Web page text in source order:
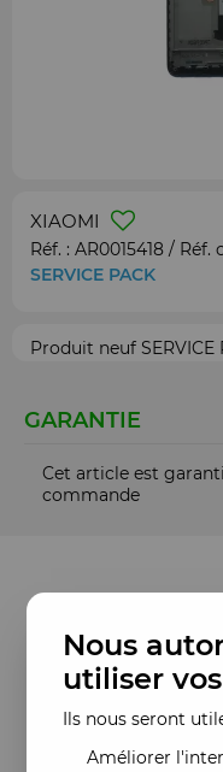
XIAOMI
Réf. : AR0015418 / Réf.
SERVICE PACK
Produit neuf SERVICE
GARANTIE
Cet article est
commande
Nous
utiliser
Ils nous seront
Améliorer